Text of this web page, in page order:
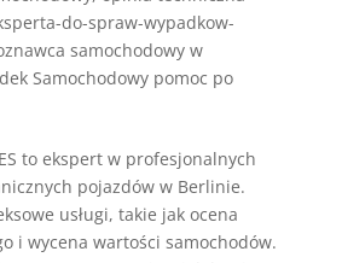
do-spraw-wypadkow-
samochodowy w
Samochodowy pomoc po
to ekspert w profesjonalnych
pojazdów w Berlinie.
usługi, takie jak ocena
i wycena wartości samochodów.